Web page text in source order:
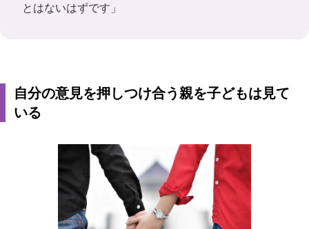
とはないはずです」
自分の意見を押しつけ合う親を子どもは見て
いる